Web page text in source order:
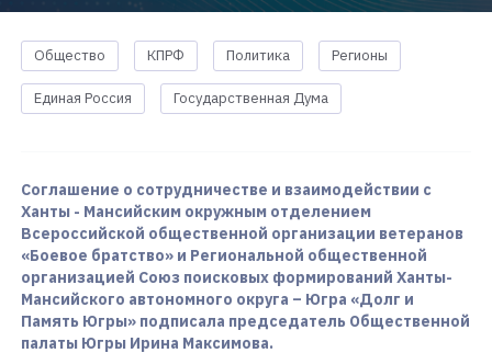
Общество КПРФ Политика Регионы
Единая Россия Государственная Дума
Соглашение о сотрудничестве и взаимодействии с
Ханты - Мансийским окружным отделением
Всероссийской общественной организации ветеранов
«Боевое братство» и Региональной общественной
организацией Союз поисковых формирований Ханты-
Мансийского автономного округа – Югра «Долг и
Память Югры» подписала председатель Общественной
палаты Югры Ирина Максимова.